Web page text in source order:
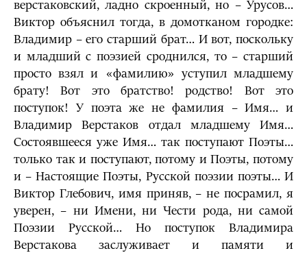
верстаковский, ладно скроенный, но – Урусов…
Виктор объяснил тогда, в домотканом городке:
Владимир – его старший брат… И вот, поскольку
и младший с поэзией сроднился, то – старший
просто взял и «фамилию» уступил младшему
брату! Вот это братство! родство! Вот это
поступок! У поэта же не фамилия – Имя… и
Владимир Верстаков отдал младшему Имя…
Состоявшееся уже Имя… так поступают Поэты…
только так и поступают, потому и Поэты, потому
и – Настоящие Поэты, Русской поэзии поэты… И
Виктор Глебович, имя приняв, – не посрамил, я
уверен, – ни Имени, ни Чести рода, ни самой
Поэзии Русской… Но поступок Владимира
Верстакова заслуживает и памяти и